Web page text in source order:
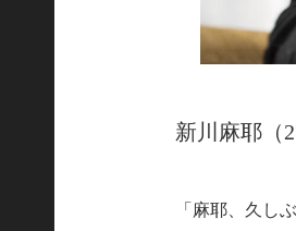
新川麻耶（
「麻耶、久し